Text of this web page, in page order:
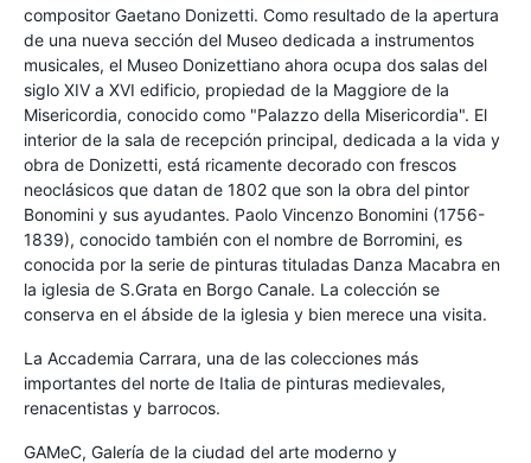
compositor Gaetano Donizetti. Como resultado de la apertura
de una nueva sección del Museo dedicada a instrumentos
musicales, el Museo Donizettiano ahora ocupa dos salas del
siglo XIV a XVI edificio, propiedad de la Maggiore de la
Misericordia, conocido como "Palazzo della Misericordia". El
interior de la sala de recepción principal, dedicada a la vida y
obra de Donizetti, está ricamente decorado con frescos
neoclásicos que datan de 1802 que son la obra del pintor
Bonomini y sus ayudantes. Paolo Vincenzo Bonomini (1756-
1839), conocido también con el nombre de Borromini, es
conocida por la serie de pinturas tituladas Danza Macabra en
la iglesia de S.Grata en Borgo Canale. La colección se
conserva en el ábside de la iglesia y bien merece una visita.
La Accademia Carrara, una de las colecciones más
importantes del norte de Italia de pinturas medievales,
renacentistas y barrocos.
GAMeC, Galería de la ciudad del arte moderno y